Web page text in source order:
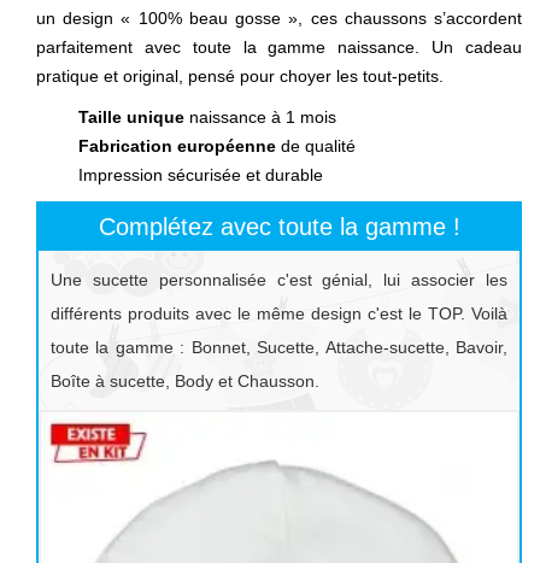
un design « 100% beau gosse », ces chaussons s’accordent
parfaitement avec toute la gamme naissance. Un cadeau
pratique et original, pensé pour choyer les tout-petits.
Taille unique naissance à 1 mois
Fabrication européenne de qualité
Impression sécurisée et durable
Complétez avec toute la gamme !
Une sucette personnalisée c'est génial, lui associer les
différents produits avec le même design c'est le TOP. Voilà
toute la gamme : Bonnet, Sucette, Attache-sucette, Bavoir,
Boîte à sucette, Body et Chausson.